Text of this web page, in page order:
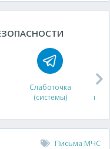
Слаботочка
(системы)
Письма МЧС